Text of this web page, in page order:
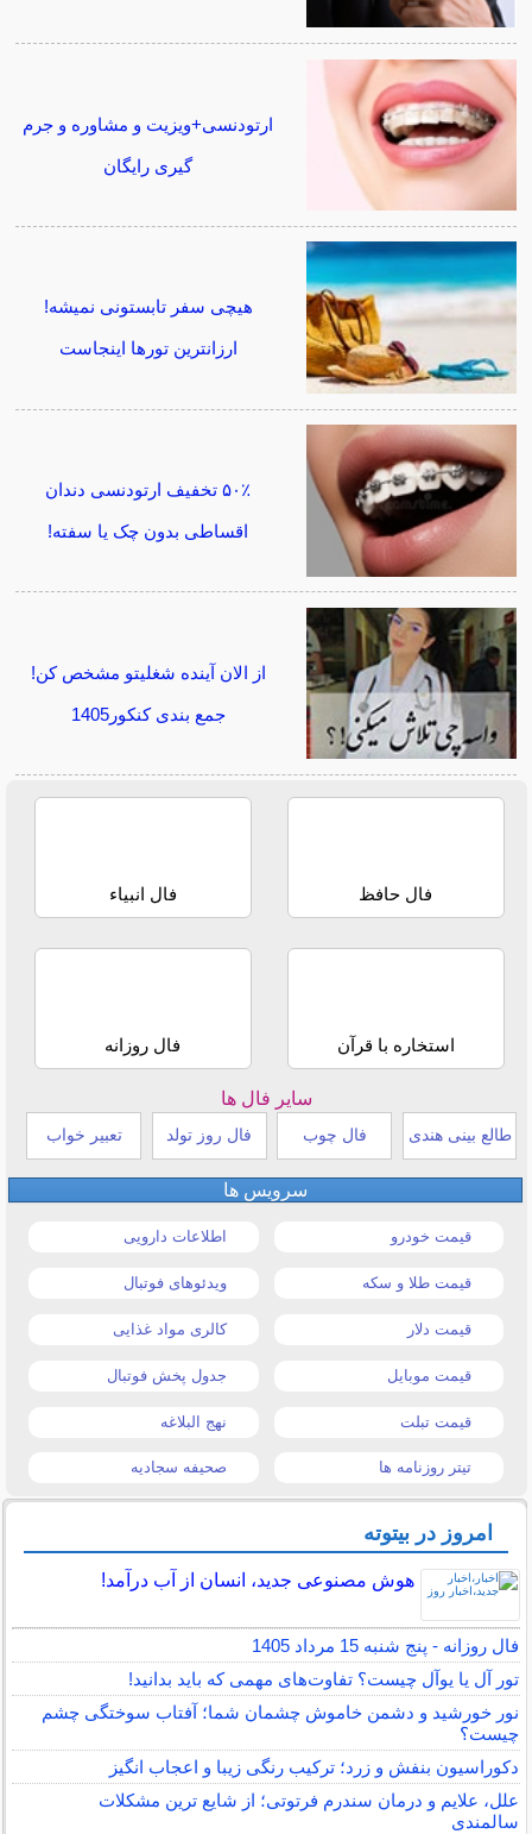
ارتودنسی+ویزیت و مشاوره و جرم
گیری رایگان
هیچی سفر تابستونی نمیشه!
ارزانترین تورها اینجاست
۵۰٪ تخفیف ارتودنسی دندان
اقساطی بدون چک یا سفته!
از الان آینده شغلیتو مشخص کن!
جمع بندی کنکور1405
فال حافظ فال انبیاء
استخاره با قرآن فال روزانه
سایر فال ها
طالع بینی هندی فال چوب فال روز تولد تعبیر خواب
سرویس ها
قیمت خودرو اطلاعات دارویی
قیمت طلا و سکه ویدئوهای فوتبال
قیمت دلار کالری مواد غذایی
قیمت موبایل جدول پخش فوتبال
قیمت تبلت نهج البلاغه
تیتر روزنامه ها صحیفه سجادیه
امروز در بیتوته
هوش مصنوعی جدید، انسان از آب درآمد!
فال روزانه - پنج شنبه 15 مرداد 1405
تور آل یا یوآل چیست؟ تفاوت‌های مهمی که باید بدانید!
نور خورشید و دشمن خاموش چشمان شما؛ آفتاب سوختگی چشم
چیست؟
دکوراسیون بنفش و زرد؛ ترکیب رنگی زیبا و اعجاب انگیز
علل، علایم و درمان سندرم فرتوتی؛ از شایع ترین مشکلات
سالمندی